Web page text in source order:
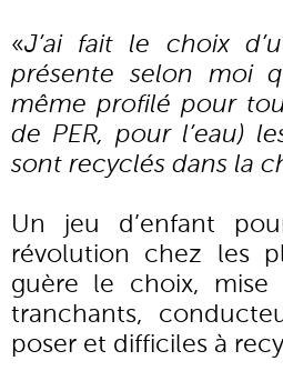
«J’ai fait le choix
présente selon moi
même profilé pour
de PER, pour l’eau)
sont recyclés dans la
Un jeu d’enfant
révolution chez les
guère le choix, mise
tranchants,
poser et difficiles à